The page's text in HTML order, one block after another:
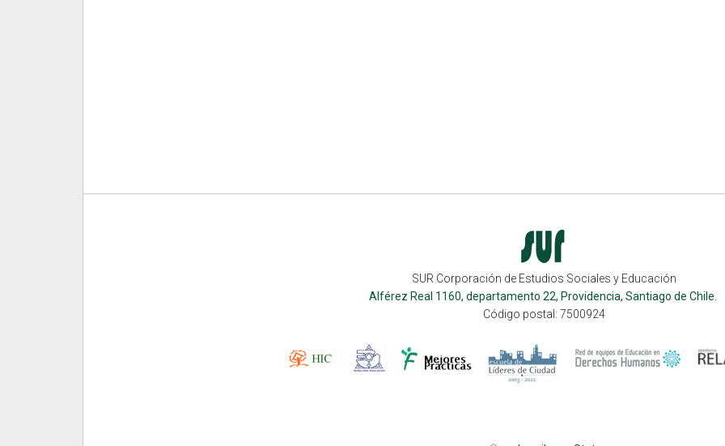
SUR Corporación de Estudios Sociales y Educación
Alférez Real 1160, departamento 22, Providencia, Santiago de Chile.
Código postal: 7500924